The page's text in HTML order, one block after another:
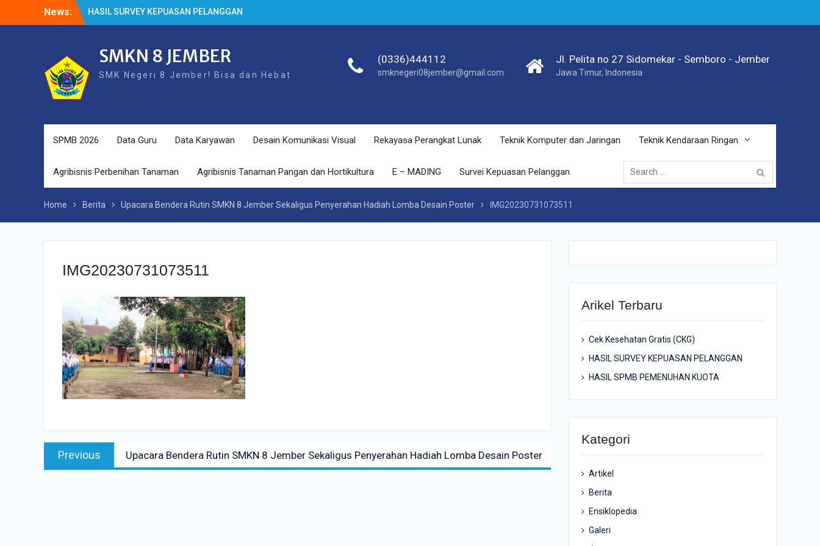
News:
HASIL SURVEY KEPUASAN PELANGGAN
HASIL SPMB PEMENUHAN KUOTA
SMKN 8 JEMBER
SMK Negeri 8 Jember! Bisa dan Hebat
(0336)444112
smknegeri08jember@gmail.com
Jl. Pelita no 27 Sidomekar - Semboro - Jember
Jawa Timur, Indonesia
SPMB 2026 Data Guru Data Karyawan Desain Komunikasi Visual Rekayasa Perangkat Lunak Teknik Komputer dan Jaringan Teknik Kendaraan Ringan
Agribisnis Perbenihan Tanaman Agribisnis Tanaman Pangan dan Hortikultura E – MADING Survei Kepuasan Pelanggan
Search
for:
Home Berita Upacara Bendera Rutin SMKN 8 Jember Sekaligus Penyerahan Hadiah Lomba Desain Poster IMG20230731073511
IMG20230731073511
Navigasi
posPrevious
post:
Upacara Bendera Rutin SMKN 8 Jember Sekaligus Penyerahan Hadiah Lomba Desain Poster
Arikel Terbaru
Cek Kesehatan Gratis (CKG)
HASIL SURVEY KEPUASAN PELANGGAN
HASIL SPMB PEMENUHAN KUOTA
Kategori
Artikel
Berita
Ensiklopedia
Galeri